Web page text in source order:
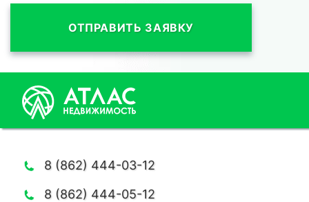
ОТПРАВИТЬ ЗАЯВКУ
8 (862) 444-03-12
8 (862) 444-05-12